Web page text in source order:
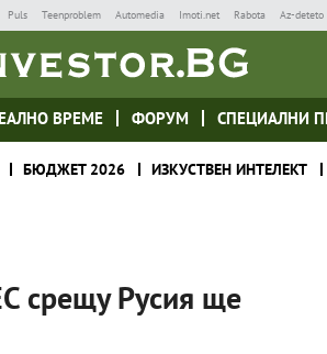
Puls Teenproblem Automedia Imoti.net Rabota Az-deteto
ВРЕМЕ ФОРУМ СПЕЦИАЛНИ
БЮДЖЕТ 2026 ИЗКУСТВЕН ИНТЕЛЕКТ
срещу Русия ще